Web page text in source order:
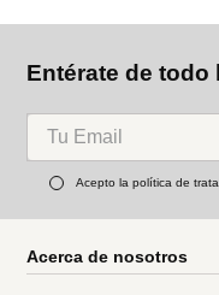
Entérate de todo
Acepto la política de
Acerca de nosotros